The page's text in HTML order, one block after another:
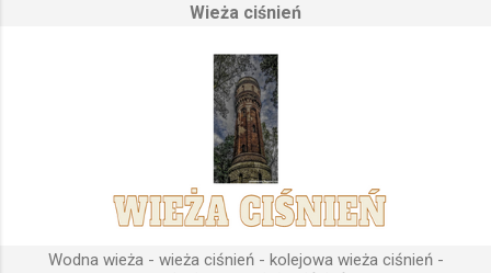
fundamenty modułu infrastruktury wodnej, zaplanowanej dla
Podstawową funkcją wież ciśnień jest zwiększanie ciśnienia
wody do dystrybucji. Zasada działania wieży ciśnień Cechą
priorytetową przy projektowaniu wieży ciśnień jest wyszukanie
odpowiedniego terenu pod przyszłe fundamenty obiektu.
Konstrukcja, aby mogła być w pełni funkcjonalna musi zostać
wybudowana na najwyższym lokalnym wzniesieniu. Ponieważ
gromadząca się woda w zbiorniku wieży ciśnień musi być
umieszczona wyżej, niż instalacje wodne znajdujące się u
Wieża ciśnień
Wodna wieża - wieża ciśnień - kolejowa wieża ciśnień -